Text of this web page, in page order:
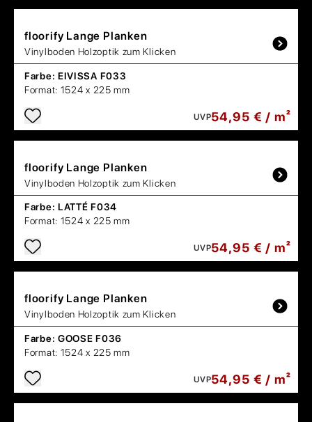
floorify Lange Planken
Vinylboden Holzoptik zum Klicken
Farbe: EIVISSA F033
Format: 1524 x 225 mm
UVP54,95 € / m²
floorify Lange Planken
Vinylboden Holzoptik zum Klicken
Farbe: LATTÉ F034
Format: 1524 x 225 mm
UVP54,95 € / m²
floorify Lange Planken
Vinylboden Holzoptik zum Klicken
Farbe: GOOSE F036
Format: 1524 x 225 mm
UVP54,95 € / m²